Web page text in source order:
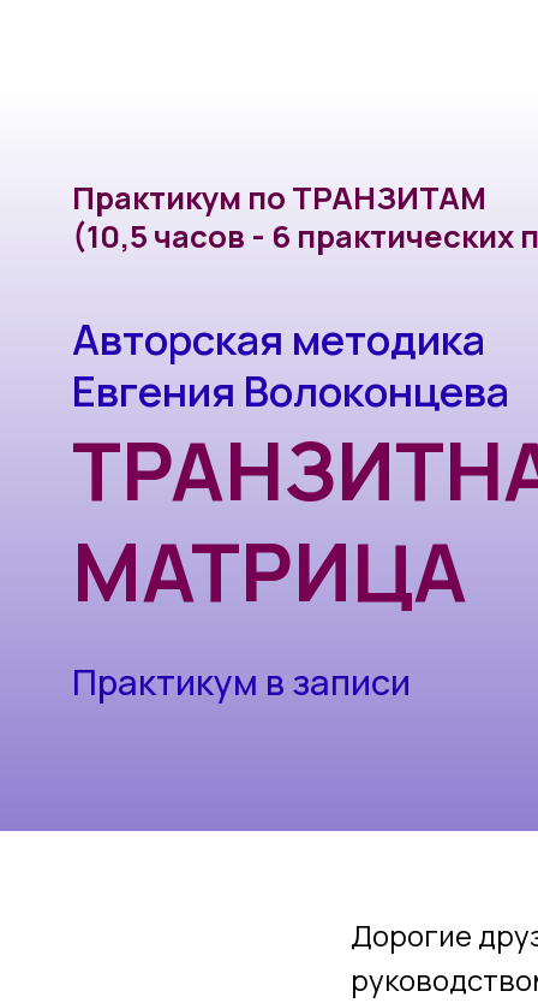
Евгения Волоконцева
(10,5 часов - 6 практических
МАТРИЦА
Практикум в записи
Дорогие